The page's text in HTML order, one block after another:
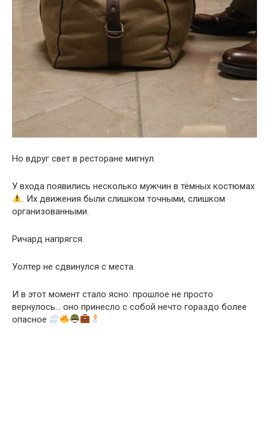
Но вдруг свет в ресторане мигнул.
У входа появились несколько мужчин в тёмных костюмах
. Их движения были слишком точными, слишком
организованными.
Ричард напрягся.
Уолтер не сдвинулся с места.
И в этот момент стало ясно: прошлое не просто
вернулось… оно принесло с собой нечто гораздо более
опасное